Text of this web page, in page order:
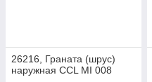
26216, Граната (шрус)
наружная CCL MI 008